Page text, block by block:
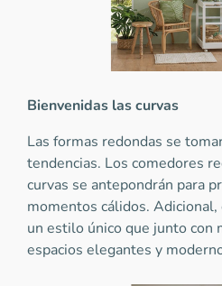
Bienvenidas las curvas
Las formas redondas se
tendencias. Los comedores
curvas se antepondrán para
momentos cálidos.
un estilo único que junto con
espacios elegantes y